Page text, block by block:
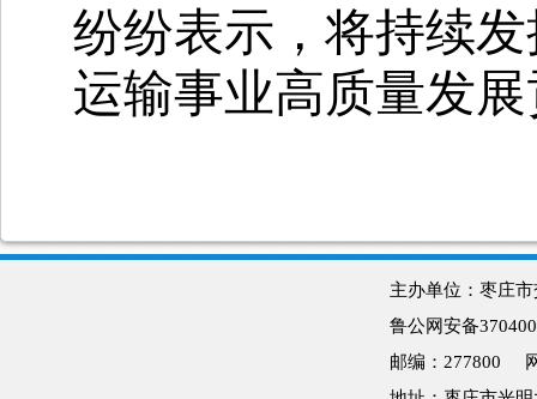
纷纷表示，将持续
运输事业高质量发
主办单位：枣庄
鲁公网安备
邮编：277800